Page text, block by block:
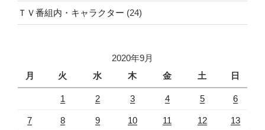
ＴＶ番組内・キャラクター (24)
2020年9月
月
火 水 木 金 土 日
1 2 3 4 5 6
7 8 9 10 11 12 13